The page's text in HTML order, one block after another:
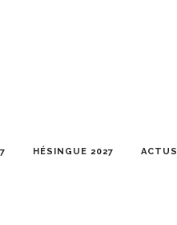
HÉSINGUE 2027 ACTUS